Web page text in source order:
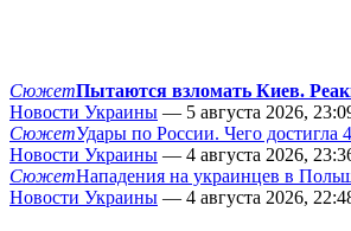
СюжетПытаются взломать Киев.
Новости Украины — 5 августа 2026,
СюжетУдары по России. Чего достигла
Новости Украины — 4 августа 2026,
СюжетНападения на украинцев в
Новости Украины — 4 августа 2026,